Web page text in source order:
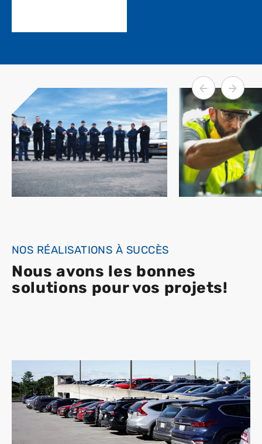
NOS RÉALISATIONS À SUCCÈS
Nous avons les bonnes
solutions pour vos projets!